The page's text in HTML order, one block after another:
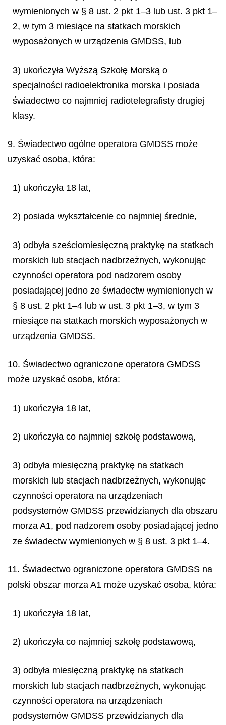
wymienionych w § 8 ust. 2 pkt 1–3 lub ust. 3 pkt 1–
2, w tym 3 miesiące na statkach morskich
wyposażonych w urządzenia GMDSS, lub
3) ukończyła Wyższą Szkołę Morską o
specjalności radioelektronika morska i posiada
świadectwo co najmniej radiotelegrafisty drugiej
klasy.
9. Świadectwo ogólne operatora GMDSS może
uzyskać osoba, która:
1) ukończyła 18 lat,
2) posiada wykształcenie co najmniej średnie,
3) odbyła sześciomiesięczną praktykę na statkach
morskich lub stacjach nadbrzeżnych, wykonując
czynności operatora pod nadzorem osoby
posiadającej jedno ze świadectw wymienionych w
§ 8 ust. 2 pkt 1–4 lub w ust. 3 pkt 1–3, w tym 3
miesiące na statkach morskich wyposażonych w
urządzenia GMDSS.
10. Świadectwo ograniczone operatora GMDSS
może uzyskać osoba, która:
1) ukończyła 18 lat,
2) ukończyła co najmniej szkołę podstawową,
3) odbyła miesięczną praktykę na statkach
morskich lub stacjach nadbrzeżnych, wykonując
czynności operatora na urządzeniach
podsystemów GMDSS przewidzianych dla obszaru
morza A1, pod nadzorem osoby posiadającej jedno
ze świadectw wymienionych w § 8 ust. 3 pkt 1–4.
11. Świadectwo ograniczone operatora GMDSS na
polski obszar morza A1 może uzyskać osoba, która:
1) ukończyła 18 lat,
2) ukończyła co najmniej szkołę podstawową,
3) odbyła miesięczną praktykę na statkach
morskich lub stacjach nadbrzeżnych, wykonując
czynności operatora na urządzeniach
podsystemów GMDSS przewidzianych dla